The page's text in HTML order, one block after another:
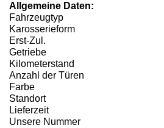
Allgemeine Daten:
Fahrzeugtyp
Karosserieform
Erst-Zul.
Getriebe
Kilometerstand
Anzahl der Türen
Farbe
Standort
Lieferzeit
Unsere Nummer